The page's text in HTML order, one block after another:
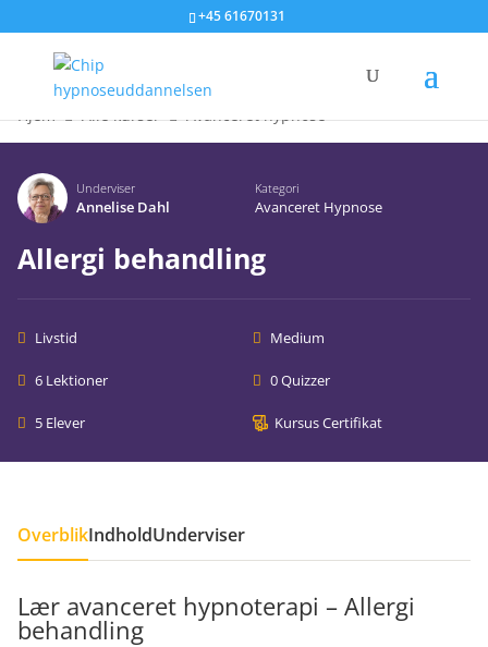
+45 61670131
Hjem Alle kurser Avanceret hypnose
Underviser
Annelise Dahl
Kategori
Avanceret Hypnose
Allergi behandling
Livstid Medium
6 Lektioner 0 Quizzer
5 Elever Kursus Certifikat
OverblikIndholdUnderviser
Lær avanceret hypnoterapi – Allergi
behandling